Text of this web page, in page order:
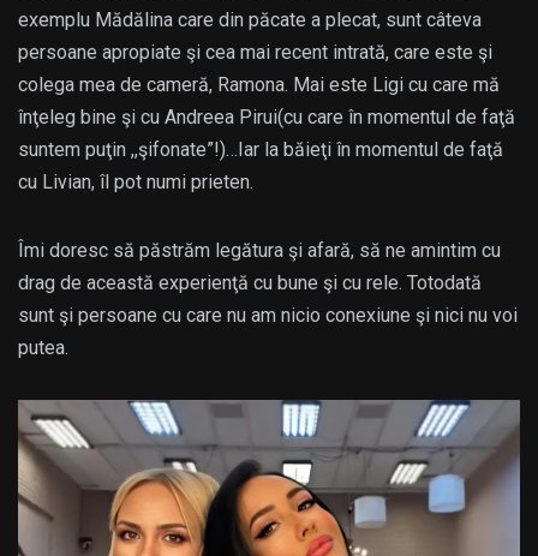
exemplu Mădălina care din păcate a plecat, sunt câteva
persoane apropiate şi cea mai recent intrată, care este şi
colega mea de cameră, Ramona. Mai este Ligi cu care mă
înţeleg bine şi cu Andreea Pirui(cu care în momentul de faţă
suntem puţin ,,şifonate”!)…Iar la băieţi în momentul de faţă
cu Livian, îl pot numi prieten.
Îmi doresc să păstrăm legătura şi afară, să ne amintim cu
drag de această experienţă cu bune şi cu rele. Totodată
sunt şi persoane cu care nu am nicio conexiune şi nici nu voi
putea.